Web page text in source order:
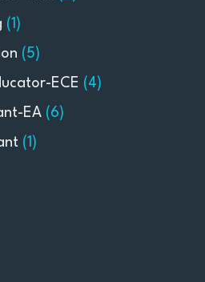
(1)
(5)
ECE (4)
EA (6)
(1)